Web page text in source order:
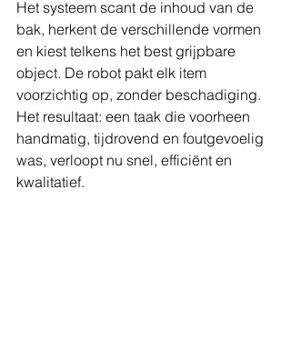
Het systeem scant de inhoud van de
bak, herkent de verschillende vormen
en kiest telkens het best grijpbare
object. De robot pakt elk item
voorzichtig op, zonder beschadiging.
Het resultaat: een taak die voorheen
handmatig, tijdrovend en foutgevoelig
was, verloopt nu snel, efficiënt en
kwalitatief.